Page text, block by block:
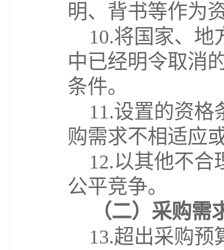
明、背书等作为
10.将国家、地
中已经明令取消
条件。
11.设置的资格
购需求不相适应
12.以其他不合
公平竞争。
（二）采购需
13.超出采购预